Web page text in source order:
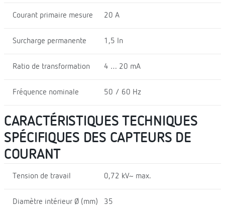
Courant primaire mesure 20 A
Surcharge permanente 1,5 In
Ratio de transformation 4 … 20 mA
Fréquence nominale 50 / 60 Hz
CARACTÉRISTIQUES TECHNIQUES
SPÉCIFIQUES DES CAPTEURS DE
COURANT
Tension de travail 0,72 kV~ max.
Diamètre intérieur Ø (mm) 35